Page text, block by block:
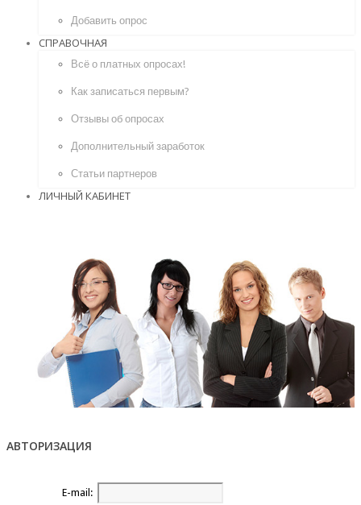
Добавить опрос
СПРАВОЧНАЯ
Всё о платных опросах!
Как записаться первым?
Отзывы об опросах
Дополнительный заработок
Статьи партнеров
ЛИЧНЫЙ КАБИНЕТ
АВТОРИЗАЦИЯ
E-mail: